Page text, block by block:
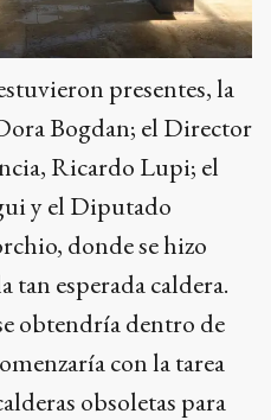
presentes, la
Bogdan; el Director
Ricardo Lupi; el
y el Diputado
donde se hizo
tan esperada caldera.
obtendría dentro de
con la tarea
obsoletas para